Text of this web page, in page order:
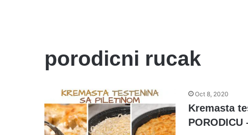
porodicni rucak
Oct 8, 2020
Kremasta
PORODICU